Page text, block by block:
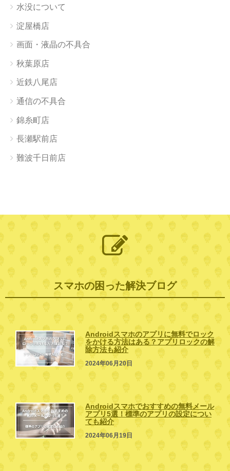
水没について
淀屋橋店
画面・液晶の不具合
秋葉原店
近鉄八尾店
通信の不具合
錦糸町店
長瀬駅前店
難波千日前店
スマホの困った解決ブログ
Androidスマホのアプリに無料でロック
をかける方法はある？アプリロックの解
除方法も紹介
2024年06月20日
Androidスマホでおすすめの無料メール
アプリ5選！標準のアプリの設定につい
ても紹介
2024年06月19日